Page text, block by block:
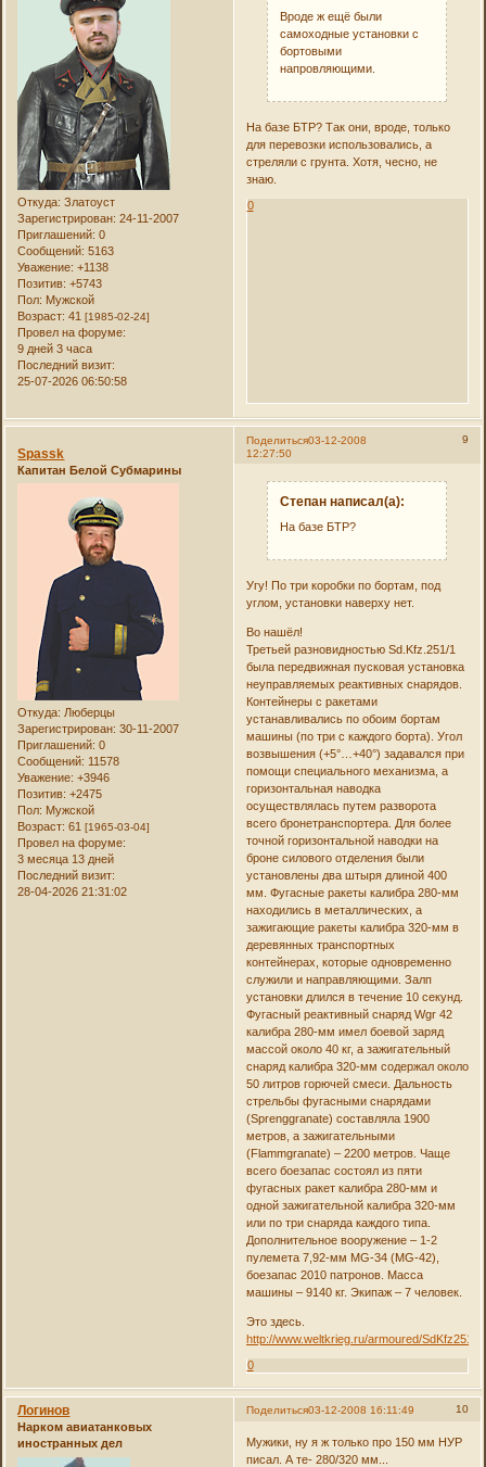
Откуда: Златоуст
Зарегистрирован: 24-11-2007
Приглашений: 0
Сообщений: 5163
Уважение: +1138
Позитив: +5743
Пол: Мужской
Возраст: 41[1985-02-24]
Провел на форуме:
9 дней 3 часа
Последний визит:
25-07-2026 06:50:58
Вроде ж ещё были
самоходные установки с
бортовыми
напровляющими.
На базе БТР? Так они, вроде, только
для перевозки использовались, а
стреляли с грунта. Хотя, чесно, не
знаю.
0
Поделиться 9
03-12-2008
12:27:50
Spassk
Капитан Белой Субмарины
Откуда: Люберцы
Зарегистрирован: 30-11-2007
Приглашений: 0
Сообщений: 11578
Уважение: +3946
Позитив: +2475
Пол: Мужской
Возраст: 61[1965-03-04]
Провел на форуме:
3 месяца 13 дней
Последний визит:
28-04-2026 21:31:02
Степан написал(а):
На базе БТР?
Угу! По три коробки по бортам, под
углом, установки наверху нет.
Во нашёл!
Третьей разновидностью Sd.Kfz.251/1
была передвижная пусковая установка
неуправляемых реактивных снарядов.
Контейнеры с ракетами
устанавливались по обоим бортам
машины (по три с каждого борта). Угол
возвышения (+5°…+40°) задавался при
помощи специального механизма, а
горизонтальная наводка
осуществлялась путем разворота
всего бронетранспортера. Для более
точной горизонтальной наводки на
броне силового отделения были
установлены два штыря длиной 400
мм. Фугасные ракеты калибра 280-мм
находились в металлических, а
зажигающие ракеты калибра 320-мм в
деревянных транспортных
контейнерах, которые одновременно
служили и направляющими. Залп
установки длился в течение 10 секунд.
Фугасный реактивный снаряд Wgr 42
калибра 280-мм имел боевой заряд
массой около 40 кг, а зажигательный
снаряд калибра 320-мм содержал около
50 литров горючей смеси. Дальность
стрельбы фугасными снарядами
(Sprenggranate) составляла 1900
метров, а зажигательными
(Flammgranate) – 2200 метров. Чаще
всего боезапас состоял из пяти
фугасных ракет калибра 280-мм и
одной зажигательной калибра 320-мм
или по три снаряда каждого типа.
Дополнительное вооружение – 1-2
пулемета 7,92-мм MG-34 (MG-42),
боезапас 2010 патронов. Масса
машины – 9140 кг. Экипаж – 7 человек.
Это здесь.
http://www.weltkrieg.ru/armoured/SdKfz251/
0
Поделиться 10
03-12-2008 16:11:49
Логинов
Нарком авиатанковых
иностранных дел
Мужики, ну я ж только про 150 мм НУР
писал. А те- 280/320 мм...